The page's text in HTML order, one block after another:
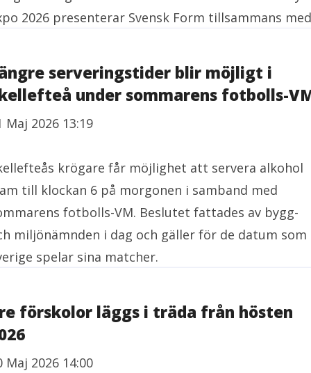
2026 presenterar Svensk Form tillsammans
serveringstider blir möjligt i
under sommarens fotbolls-
Maj 2026 13:19
krögare får möjlighet att servera alkohol
till klockan 6 på morgonen i samband med
fotbolls-VM. Beslutet fattades av bygg-
miljönämnden i dag och gäller för de datum som
spelar sina matcher.
förskolor läggs i träda från hösten
Maj 2026 14:00